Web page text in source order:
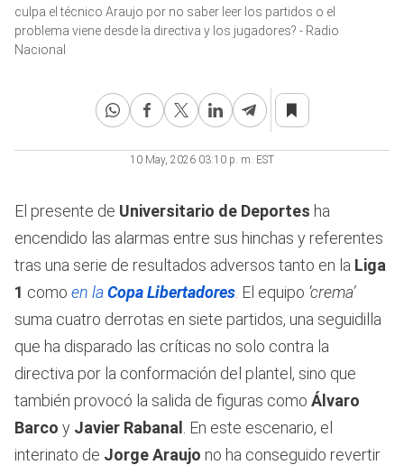
minutes,
seconds
culpa el técnico Araujo por no saber leer los partidos o el
problema viene desde la directiva y los jugadores? - Radio
Nacional
10 May, 2026 03:10 p. m. EST
El presente de Universitario de Deportes ha
encendido las alarmas entre sus hinchas y referentes
tras una serie de resultados adversos tanto en la Liga
1 como en laCopa Libertadores . El equipo ‘crema’
suma cuatro derrotas en siete partidos, una seguidilla
que ha disparado las críticas no solo contra la
directiva por la conformación del plantel, sino que
también provocó la salida de figuras como Álvaro
Barco y Javier Rabanal
. En este escenario, el
interinato de Jorge Araujo no ha conseguido revertir